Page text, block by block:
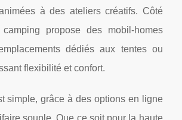
à des ateliers créatifs. Côté
camping propose des mobil-homes
dédiés aux tentes ou
flexibilité et confort.
simple, grâce à des options en ligne